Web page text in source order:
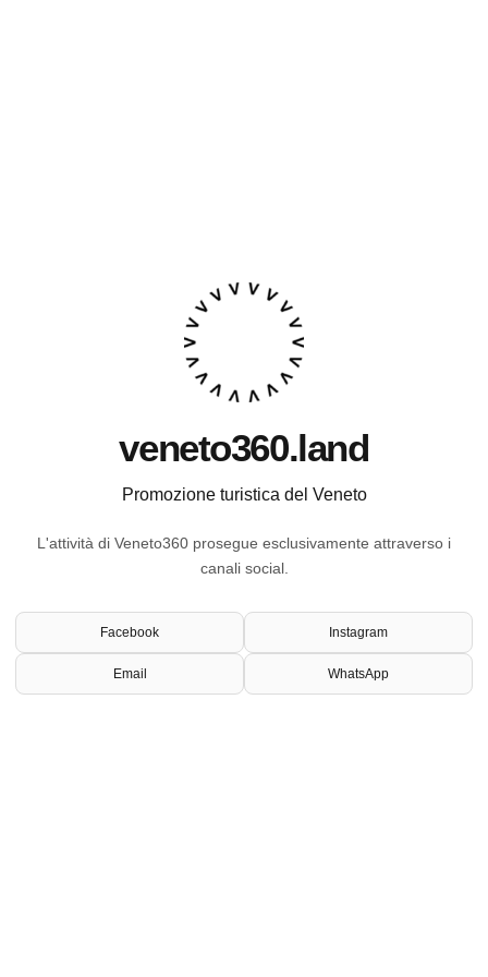
veneto360.land
Promozione turistica del Veneto
L'attività di Veneto360 prosegue esclusivamente attraverso i
canali social.
Facebook Instagram
Email WhatsApp